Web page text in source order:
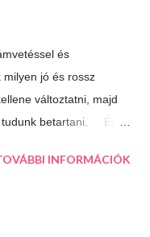
és
jó és rossz
változtatni, majd
tudunk betartani. Én
tudok változtatni,
INFORMÁCIÓK